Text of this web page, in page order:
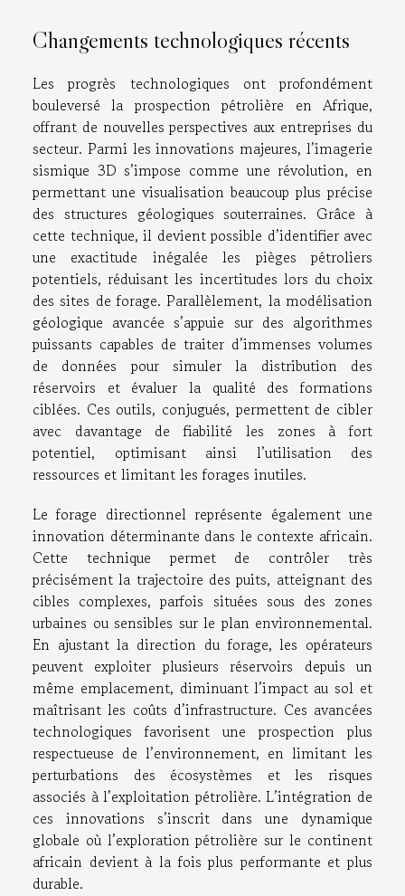
Changements technologiques récents
Les progrès technologiques ont profondément
bouleversé la prospection pétrolière en Afrique,
offrant de nouvelles perspectives aux entreprises du
secteur. Parmi les innovations majeures, l’imagerie
sismique 3D s’impose comme une révolution, en
permettant une visualisation beaucoup plus précise
des structures géologiques souterraines. Grâce à
cette technique, il devient possible d’identifier avec
une exactitude inégalée les pièges pétroliers
potentiels, réduisant les incertitudes lors du choix
des sites de forage. Parallèlement, la modélisation
géologique avancée s’appuie sur des algorithmes
puissants capables de traiter d’immenses volumes
de données pour simuler la distribution des
réservoirs et évaluer la qualité des formations
ciblées. Ces outils, conjugués, permettent de cibler
avec davantage de fiabilité les zones à fort
potentiel, optimisant ainsi l’utilisation des
ressources et limitant les forages inutiles.
Le forage directionnel représente également une
innovation déterminante dans le contexte africain.
Cette technique permet de contrôler très
précisément la trajectoire des puits, atteignant des
cibles complexes, parfois situées sous des zones
urbaines ou sensibles sur le plan environnemental.
En ajustant la direction du forage, les opérateurs
peuvent exploiter plusieurs réservoirs depuis un
même emplacement, diminuant l’impact au sol et
maîtrisant les coûts d’infrastructure. Ces avancées
technologiques favorisent une prospection plus
respectueuse de l’environnement, en limitant les
perturbations des écosystèmes et les risques
associés à l’exploitation pétrolière. L’intégration de
ces innovations s’inscrit dans une dynamique
globale où l’exploration pétrolière sur le continent
africain devient à la fois plus performante et plus
durable.